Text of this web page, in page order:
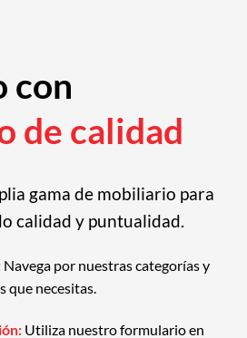
con
de calidad
gama de mobiliario para
calidad y puntualidad.
Navega por nuestras categorías y
que necesitas.
Utiliza nuestro formulario en